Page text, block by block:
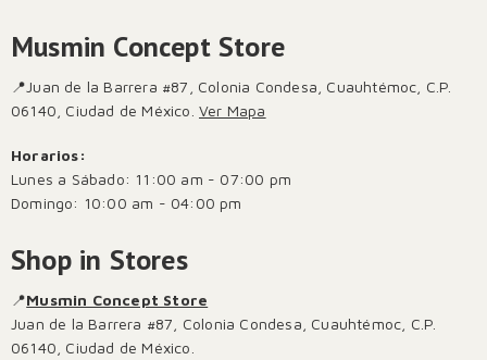
Musmin Concept Store
📍Juan de la Barrera #87, Colonia Condesa, Cuauhtémoc, C.P.
06140, Ciudad de México. Ver Mapa
Horarios:
Lunes a Sábado: 11:00 am - 07:00 pm
Domingo: 10:00 am - 04:00 pm
Shop in Stores
📍Musmin Concept Store
Juan de la Barrera #87, Colonia Condesa, Cuauhtémoc, C.P.
06140, Ciudad de México.